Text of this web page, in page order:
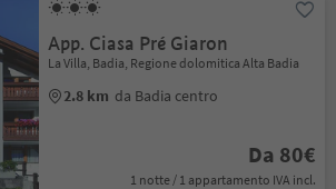
App. Ciasa Pré Giaron
La Villa, Badia, Regione dolomitica Alta Badia
2.8 km da Badia centro
Da 80€
1 notte / 1 appartamento IVA incl.